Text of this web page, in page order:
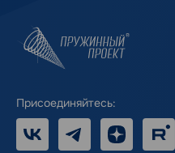
Присоединяйтесь:
Telegram Дзен